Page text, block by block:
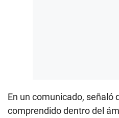
En un comunicado, señaló
comprendido dentro del